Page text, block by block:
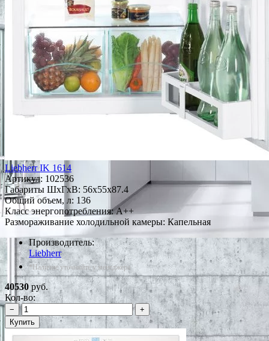
Liebherr IK 1614
Артикул: 102536
Габариты ШxГxВ: 56x55x87.4
Общий объем, л: 136
Класс энергопотребления: A++
Размораживание холодильной камеры: Капельная
Производитель:
Liebherr
*Наличие уточняйте у менеджера
40530 руб.
Кол-во:
−
+
Купить